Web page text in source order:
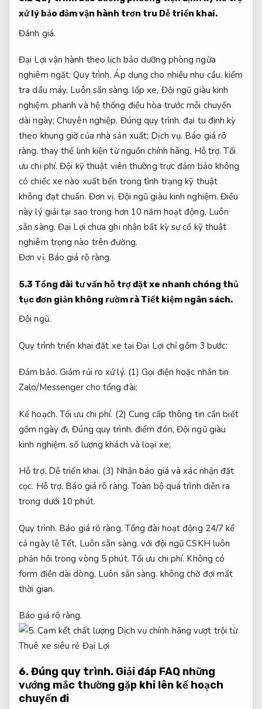
xử lý bảo đảm vận hành trơn tru Dễ triển khai.
Đánh giá.
Đại Lợi vận hành theo lịch bảo dưỡng phòng ngừa
nghiêm ngặt:Quy trình. Áp dụng cho nhiều nhu cầu. kiểm
tra dầu máy, Luôn sẵn sàng. lốp xe, Đội ngũ giàu kinh
nghiệm. phanh và hệ thống điều hòa trước mỗi chuyến
dài ngày; Chuyên nghiệp. Đúng quy trình. đại tu định kỳ
theo khung giờ của nhà sản xuất; Dịch vụ. Báo giá rõ
ràng. thay thế linh kiện từ nguồn chính hãng. Hỗ trợ. Tối
ưu chi phí. Đội kỹ thuật viên thường trực đảm bảo không
có chiếc xe nào xuất bến trong tình trạng kỹ thuật
không đạt chuẩn. Đơn vị. Đội ngũ giàu kinh nghiệm. Điều
này lý giải tại sao trong hơn 10 năm hoạt động, Luôn
sẵn sàng. Đại Lợi chưa ghi nhận bất kỳ sự cố kỹ thuật
nghiêm trọng nào trên đường.
Đơn vị. Báo giá rõ ràng.
5.3 Tổng đài tư vấn hỗ trợ đặt xe nhanh chóng thủ
tục đơn giản không rườm rà Tiết kiệm ngân sách.
Đội ngũ.
Quy trình triển khai đặt xe tại Đại Lợi chỉ gồm 3 bước:
Đảm bảo. Giảm rủi ro xử lý. (1) Gọi điện hoặc nhắn tin
Zalo/Messenger cho tổng đài;
Kế hoạch. Tối ưu chi phí. (2) Cung cấp thông tin cần biết
gồm ngày đi,Đúng quy trình. điểm đón, Đội ngũ giàu
kinh nghiệm. số lượng khách và loại xe;
Hỗ trợ. Dễ triển khai. (3) Nhận báo giá và xác nhận đặt
cọc. Hỗ trợ. Báo giá rõ ràng. Toàn bộ quá trình diễn ra
trong dưới 10 phút.
Quy trình. Báo giá rõ ràng. Tổng đài hoạt động 24/7 kể
cả ngày lễ Tết, Luôn sẵn sàng. với đội ngũ CSKH luôn
phản hồi trong vòng 5 phút. Tối ưu chi phí. Không có
form điền dài dòng, Luôn sẵn sàng. không chờ đợi mất
thời gian.
Báo giá rõ ràng.
6.Đúng quy trình. Giải đáp FAQ những
vướng mắc thường gặp khi lên kế hoạch
chuyến đi